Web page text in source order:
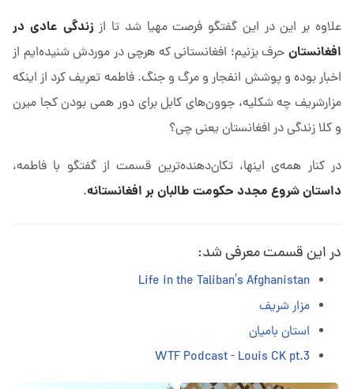
علاوه بر این در این گفتگو فرصت مهیا شد تا از زندگی عادی در
افغانستان حرف بزنیم؛ افغانستانی که هرچی در موردش شنیده‌ایم از
اخبار بوده و پوشش انفجار و مرگ و جنگ. فاطمه تعریف کرد از اینکه
مزارشریف چه شکلیه، جوون‌های کابل برای دور همی بودن کجا میرن
و کلا زندگی در افغانستان یعنی چی؟
در کنار همه‌ی اینها، تکان‌دهنده‌ترین قسمت از گفتگو با فاطمه،
داستان شروع مجدد حکومت طالبان بر افغانستانه.
در این قسمت معرفی شد:
Life in the Taliban’s Afghanistan
مزار شریف
استان بامیان
WTF Podcast - Louis CK pt.3